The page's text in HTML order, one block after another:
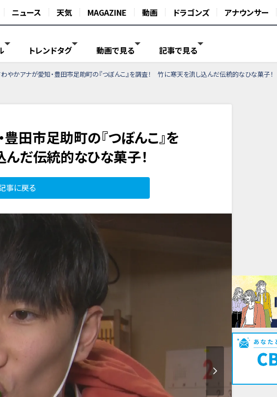
ニュース 天気 MAGAZINE 動画 ドラゴンズ アナウンサー
トレンドタグ 動画で見る 記事で見る
やかアナが愛知・豊田市足助町の『つぼんこ』を調査！ 竹に寒天を流し込んだ伝統的なひな菓子！
田市足助町の『つぼんこ』を
だ伝統的なひな菓子！
事に戻る